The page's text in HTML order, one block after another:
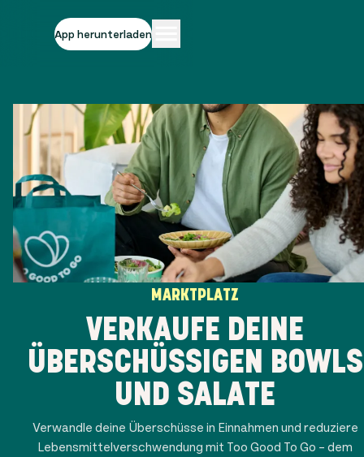
App herunterladen
MARKTPLATZ
VERKAUFE DEINE
ÜBERSCHÜSSIGEN BOWLS
UND SALATE
Verwandle deine Überschüsse in Einnahmen und reduziere
Lebensmittelverschwendung mit Too Good To Go – dem